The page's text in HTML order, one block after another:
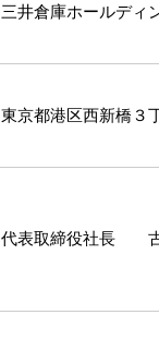
三井倉庫ホールディ
東京都港区西新橋３
代表取締役社長